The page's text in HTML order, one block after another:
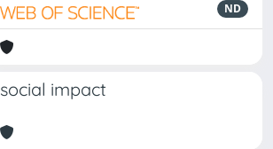
ND
social impact